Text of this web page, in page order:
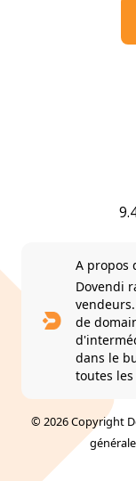
A propos
Dovendi
de
dans le
toutes
© 2026 Copyright